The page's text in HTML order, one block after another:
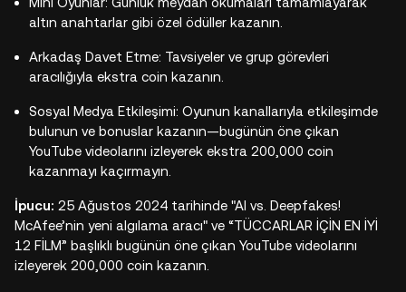
altın anahtarlar gibi özel ödüller kazanın.
Arkadaş Davet Etme: Tavsiyeler ve grup görevleri
aracılığıyla ekstra coin kazanın.
Sosyal Medya Etkileşimi: Oyunun kanallarıyla etkileşimde
bulunun ve bonuslar kazanın—bugünün öne çıkan
YouTube videolarını izleyerek ekstra 200,000 coin
kazanmayı kaçırmayın.
İpucu: 25 Ağustos 2024 tarihinde "AI vs. Deepfakes!
McAfee’nin yeni algılama aracı" ve “TÜCCARLAR İÇİN EN İYİ
12 FİLM” başlıklı bugünün öne çıkan YouTube videolarını
izleyerek 200,000 coin kazanın.